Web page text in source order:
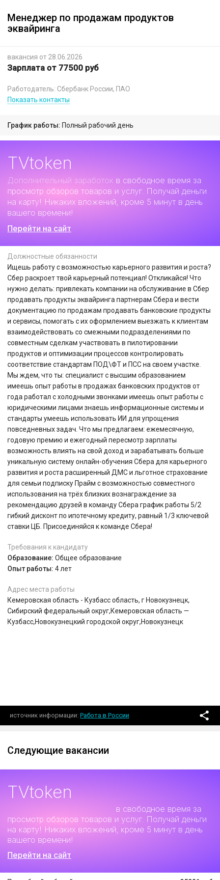
Менеджер по продажам продуктов
эквайринга
вакансия от 28.06.2026
Зарплата от 77500 руб
Работодатель: Сбербанк России, ПАО
Показать контакты
График работы: Полный рабочий день
TVtoken
Дополнительный заработок в свободное время за
просмотр обзоров товаров и услуг. Получай деньги
на карту! Никаких вложений, кроме 5 минут в день
вашего времени!
Перейти на сайт
Должностные обязанности
Ищешь работу с возможностью карьерного развития и роста?
Сбер раскроет твой карьерный потенциал! Откликайся! Что
нужно делать: привлекать компании на обслуживание в Сбер
продавать продукты эквайринга партнерам Сбера и вести
документацию по продажам продавать банковские продукты
и сервисы, помогать с их оформлением выезжать к клиентам
взаимодействовать со смежными подразделениями по
совместным сделкам участвовать в пилотировании
продуктов и оптимизации процессов контролировать
соответствие стандартам ПОД\ФТ и ПСС на своем участке.
Мы ждем, что ты: специалист с высшим образованием
имеешь опыт работы в продажах банковских продуктов от
года работал с холодными звонками имеешь опыт работы с
юридическими лицами знаешь информационные системы и
стандарты умеешь использовать ИИ для упрощения
повседневных задач. Что мы предлагаем: ежемесячную,
годовую премию и ежегодный пересмотр зарплаты
возможность влиять на свой доход и зарабатывать больше
уникальную систему онлайн-обучения Сбера для карьерного
развития и роста расширенный ДМС и льготное страхование
для семьи подписку Прайм с возможностью совместного
использования на трёх близких вознаграждение за
рекомендацию друзей в команду Сбера график работы 5/2
гибкий дисконт по ипотечному кредиту, равный 1/3 ключевой
ставки ЦБ. Присоединяйся к команде Сбера!
Требования к кандидату
Образование: Общее образование
Опыт работы: 4 лет
Адрес места работы
Кемеровская область - Кузбасс область, г Новокузнецк,
Сибирский федеральный округ,Кемеровская область —
Кузбасс,Новокузнецкий городской округ,Новокузнецк
источник информации Работа в России
Следующие вакансии
TVtoken
в свободное время за
просмотр обзоров товаров и услуг. Получай деньги
на карту! Никаких вложений, кроме 5 минут в день
вашего времени!
Перейти на сайт